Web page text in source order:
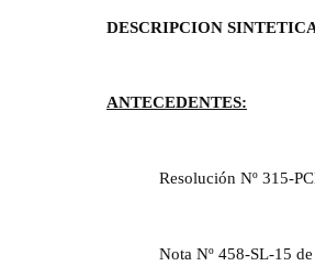
DESCRIPCION
ANTECEDENTES:
Resolución Nº 315-
Nota Nº 458-SL-15